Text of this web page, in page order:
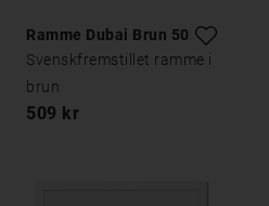
Ramme Dubai Brun 50x70
Svenskfremstillet ramme i
brun
509 kr